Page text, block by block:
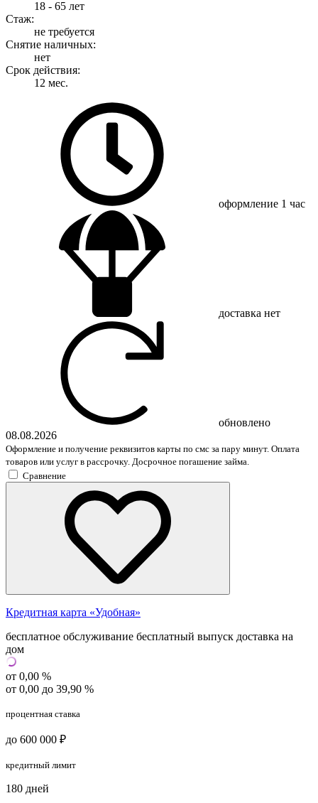
18 - 65 лет
Стаж:
не требуется
Снятие наличных:
нет
Срок действия:
12 мес.
оформление 1 час
доставка нет
обновлено
08.08.2026
Оформление и получение реквизитов карты по смс за пару минут. Оплата
товаров или услуг в рассрочку. Досрочное погашение займа.
Сравнение
Кредитная карта «Удобная»
бесплатное обслуживание бесплатный выпуск доставка на
дом
от 0,00 %
от 0,00 до 39,90 %
процентная ставка
до 600 000 ₽
кредитный лимит
180 дней